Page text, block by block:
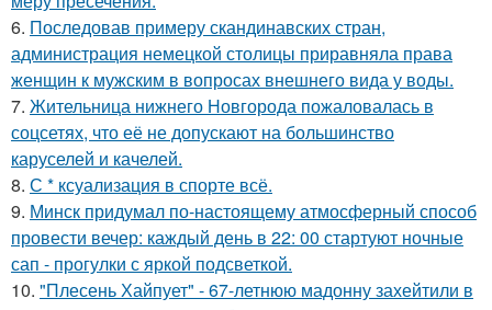
6. Последовав примеру скандинавских стран,
администрация немецкой столицы приравняла права
женщин к мужским в вопросах внешнего вида у воды.
7. Жительница нижнего Новгорода пожаловалась в
соцсетях, что её не допускают на большинство
каруселей и качелей.
8. С * ксуализация в спорте всё.
9. Минск придумал по-настоящему атмосферный способ
провести вечер: каждый день в 22: 00 стартуют ночные
сап - прогулки с яркой подсветкой.
10. "Плесень Хайпует" - 67-летнюю мадонну захейтили в